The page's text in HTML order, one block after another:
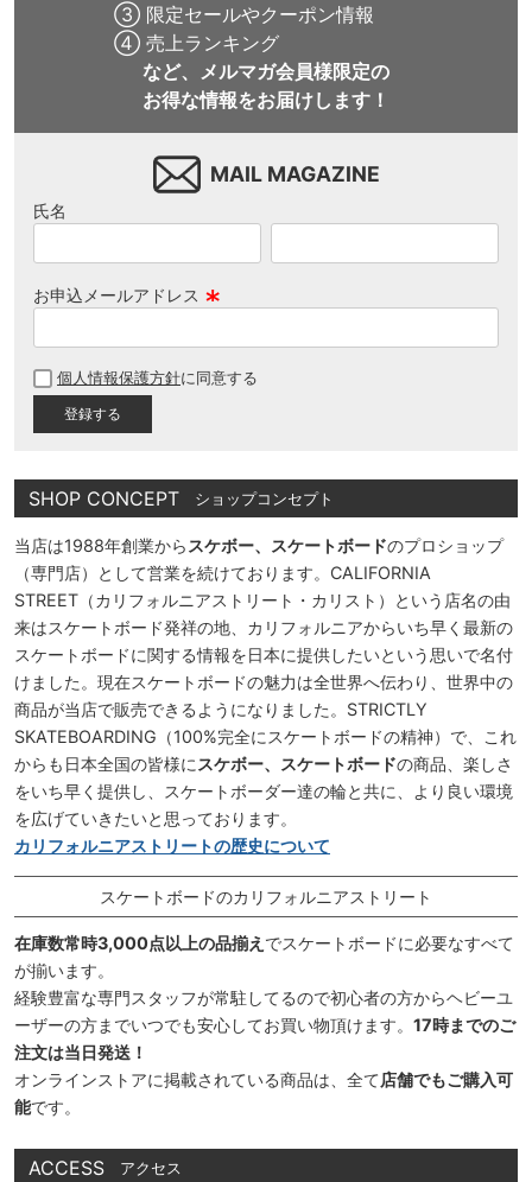
③ 限定セールやクーポン情報
④ 売上ランキング
など、メルマガ会員様限定の
お得な情報をお届けします！
MAIL MAGAZINE
氏名
お申込メールアドレス
須
個人情報保護方針に同意する
SHOP CONCEPT ショップコンセプト
当店は1988年創業から スケボー、スケートボードのプロショップ
（専門店）として営業を続けております。CALIFORNIA
STREET（カリフォルニアストリート・カリスト）という店名の由
来はスケートボード発祥の地、カリフォルニアからいち早く最新の
スケートボードに関する情報を日本に提供したいという思いで名付
けました。現在スケートボードの魅力は全世界へ伝わり、世界中の
商品が当店で販売できるようになりました。STRICTLY
SKATEBOARDING（100%完全にスケートボードの精神）で、これ
からも日本全国の皆様に スケボー、スケートボードの商品、楽しさ
をいち早く提供し、スケートボーダー達の輪と共に、より良い環境
を広げていきたいと思っております。
カリフォルニアストリートの歴史について
スケートボードのカリフォルニアストリート
在庫数常時3,000点以上の品揃え でスケートボードに必要なすべて
が揃います。
経験豊富な専門スタッフが常駐してるので初心者の方からヘビーユ
ーザーの方までいつでも安心してお買い物頂けます。 17時までのご
注文は当日発送！
オンラインストアに掲載されている商品は、全て店舗でもご購入可
能です。
ACCESS アクセス